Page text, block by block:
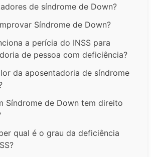
de síndrome de Down?
Síndrome de Down?
a perícia do INSS para
de pessoa com deficiência?
da aposentadoria de síndrome
Síndrome de Down tem direito
qual é o grau da deficiência